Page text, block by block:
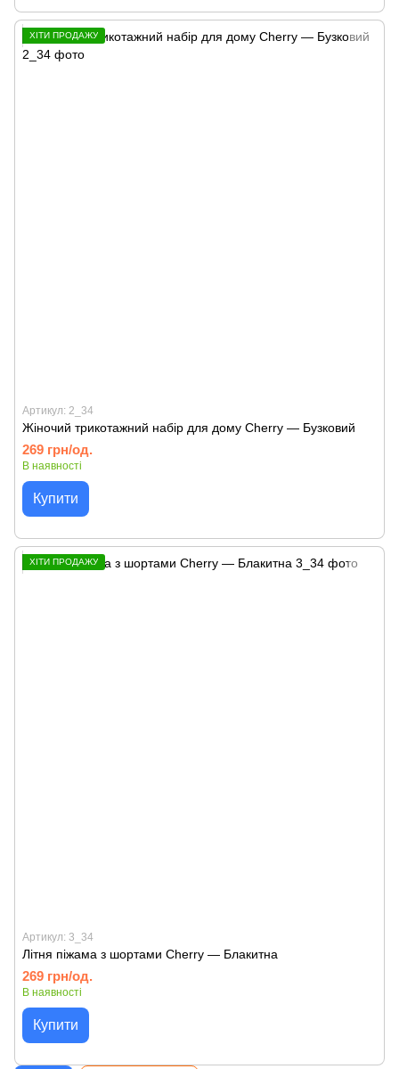
ХІТИ ПРОДАЖУ
Артикул: 2_34
Жіночий трикотажний набір для дому Cherry — Бузковий
269 грн/од.
В наявності
Купити
ХІТИ ПРОДАЖУ
Артикул: 3_34
Літня піжама з шортами Cherry — Блакитна
269 грн/од.
В наявності
Купити